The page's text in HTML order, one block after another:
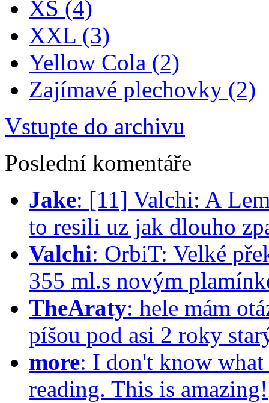
XS (4)
XXL (3)
Yellow Cola (2)
Zajímavé plechovky (2)
Vstupte do archivu
Poslední komentáře
Jake: [11] Valchi: A
to resili uz jak dlouho
Valchi: OrbiT: Velké
355 ml.s novým
TheAraty: hele mám
píšou pod asi 2 roky
more: I don't know what
reading. This is amazing!